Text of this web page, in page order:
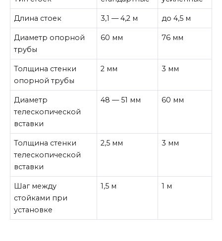
Длина стоек 3,1 — 4,2 м до 4,5 м
Диаметр опорной
трубы
60 мм 76 мм
Толщина стенки
опорной трубы
2 мм 3 мм
Диаметр
телескопической
вставки
48 — 51 мм 60 мм
Толщина стенки
телескопической
вставки
2,5 мм 3 мм
Шаг между
стойками при
установке
1,5 м 1 м